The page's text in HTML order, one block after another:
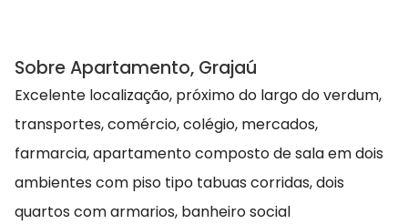
Sobre Apartamento, Grajaú
Excelente localização, próximo do largo do verdum,
transportes, comércio, colégio, mercados,
farmarcia, apartamento composto de sala em dois
ambientes com piso tipo tabuas corridas, dois
quartos com armarios, banheiro social